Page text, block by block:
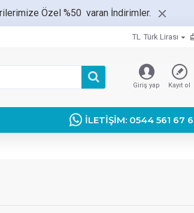
Özel %50 varan İndirimler.
TL Türk Lirası
Giriş yap Kayıt ol
İLETIŞIM: 0544 561 67